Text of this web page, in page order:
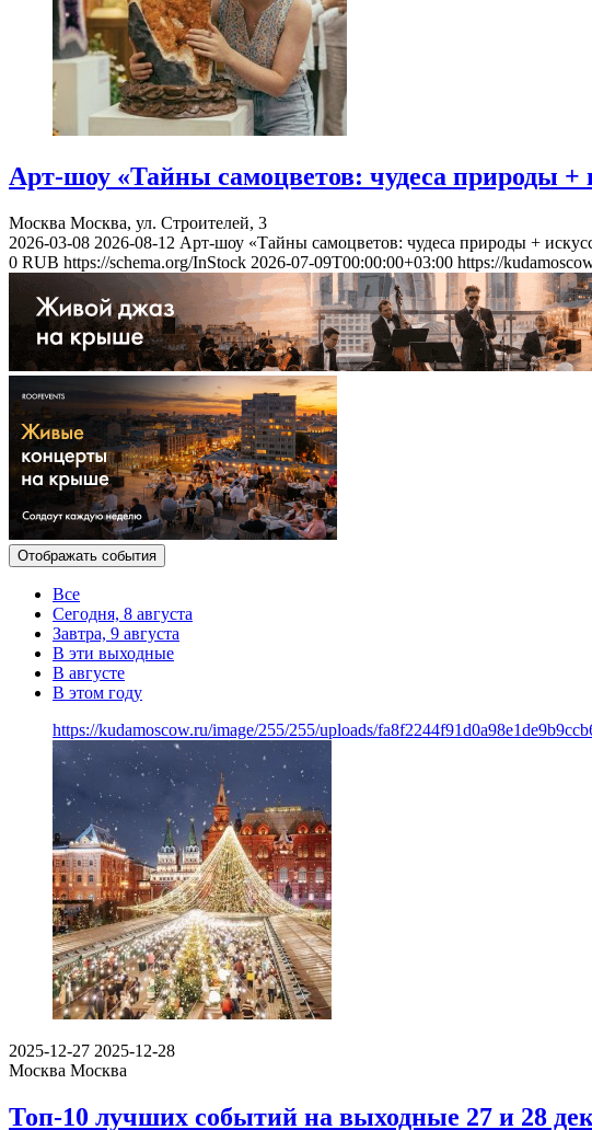
Арт-шоу «Тайны самоцветов: чудеса природы +
Москва Москва, ул. Строителей, 3
2026-03-08 2026-08-12 Арт-шоу «Тайны самоцветов: чудеса природы +
0 RUB https://schema.org/InStock 2026-07-09T00:00:00+03:00 https://
Отображать события
Все
Сегодня, 8 августа
Завтра, 9 августа
В эти выходные
В августе
В этом году
https://kudamoscow.ru/image/255/255/uploads/
2025-12-27 2025-12-28
Москва Москва
Топ-10 лучших событий на выходные 27 и 28